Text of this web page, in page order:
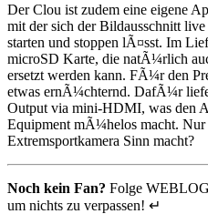
Der Clou ist zudem eine eigene
mit der sich der Bildausschnitt
starten und stoppen lÃ¤sst. Im
microSD Karte, die natÃ¼rlich
ersetzt werden kann. FÃ¼r den
etwas ernÃ¼chternd. DafÃ¼r
Output via mini-HDMI, was den
Equipment mÃ¼helos macht. Nur
Extremsportkamera Sinn macht?
Noch kein Fan? Folge
um nichts zu verpassen! ↵